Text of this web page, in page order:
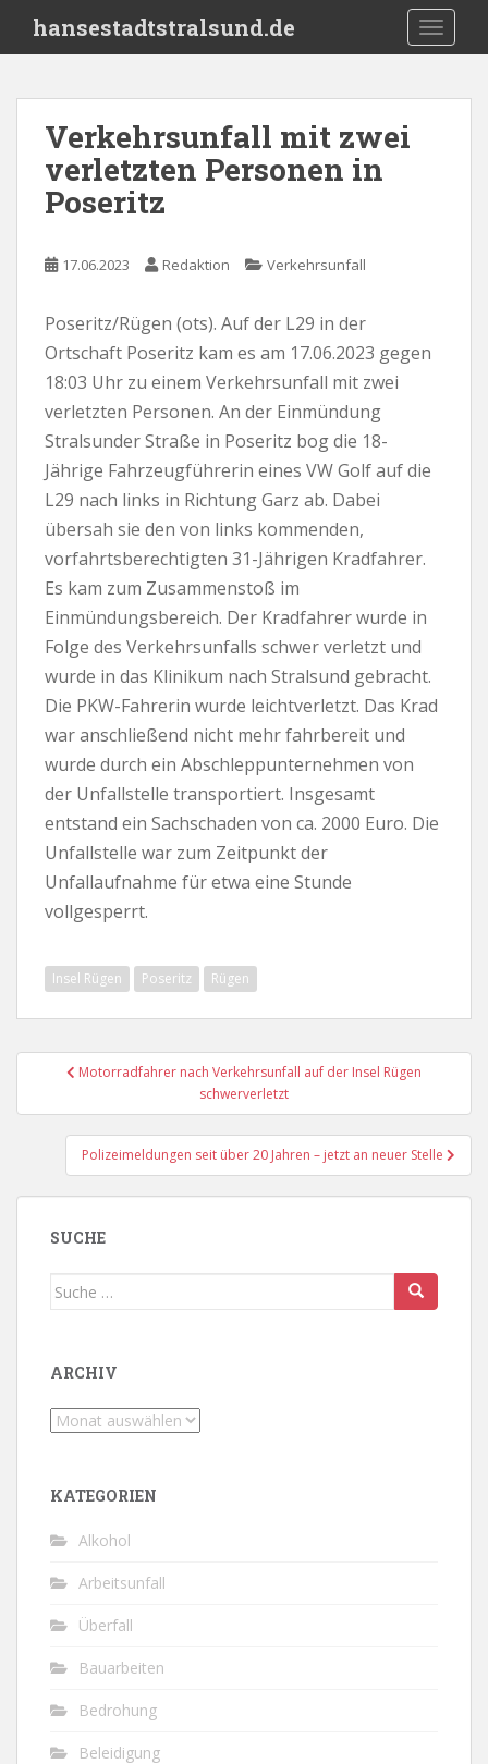
i
hansestadtstralsund.de
Verkehrsunfall mit zwei
verletzten Personen in
Poseritz
17.06.2023 Redaktion Verkehrsunfall
Poseritz/Rügen (ots). Auf der L29 in der
Ortschaft Poseritz kam es am 17.06.2023 gegen
18:03 Uhr zu einem Verkehrsunfall mit zwei
verletzten Personen. An der Einmündung
Stralsunder Straße in Poseritz bog die 18-
Jährige Fahrzeugführerin eines VW Golf auf die
L29 nach links in Richtung Garz ab. Dabei
übersah sie den von links kommenden,
vorfahrtsberechtigten 31-Jährigen Kradfahrer.
Es kam zum Zusammenstoß im
Einmündungsbereich. Der Kradfahrer wurde in
Folge des Verkehrsunfalls schwer verletzt und
wurde in das Klinikum nach Stralsund gebracht.
Die PKW-Fahrerin wurde leichtverletzt. Das Krad
war anschließend nicht mehr fahrbereit und
wurde durch ein Abschleppunternehmen von
der Unfallstelle transportiert. Insgesamt
entstand ein Sachschaden von ca. 2000 Euro. Die
Unfallstelle war zum Zeitpunkt der
Unfallaufnahme für etwa eine Stunde
vollgesperrt.
Insel Rügen Poseritz Rügen
Beitragsnavigation
Motorradfahrer nach Verkehrsunfall auf der Insel Rügen
schwerverletzt
Polizeimeldungen seit über 20 Jahren – jetzt an neuer Stelle
SUCHE
Suche
ARCHIV
Archiv
KATEGORIEN
Alkohol
Arbeitsunfall
Überfall
Bauarbeiten
Bedrohung
Beleidigung